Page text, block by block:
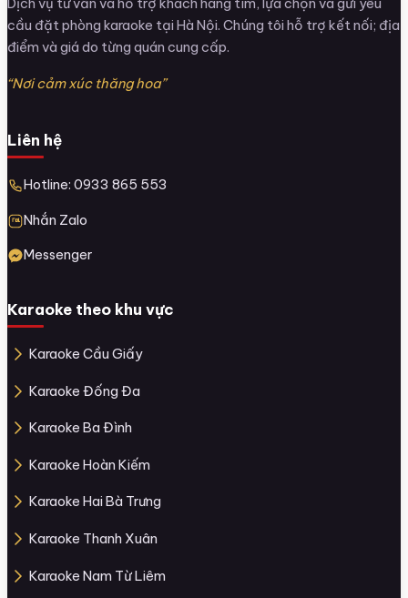
cầu đặt phòng karaoke tại Hà Nội. Chúng tôi hỗ trợ kết nối; địa
điểm và giá do từng quán cung cấp.
“Nơi cảm xúc thăng hoa”
Liên hệ
Hotline: 0933 865 553
Nhắn Zalo
Messenger
Karaoke theo khu vực
Karaoke Cầu Giấy
Karaoke Đống Đa
Karaoke Ba Đình
Karaoke Hoàn Kiếm
Karaoke Hai Bà Trưng
Karaoke Thanh Xuân
Karaoke Nam Từ Liêm